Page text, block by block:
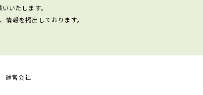
いたします。
報を掲出しております。
運営会社